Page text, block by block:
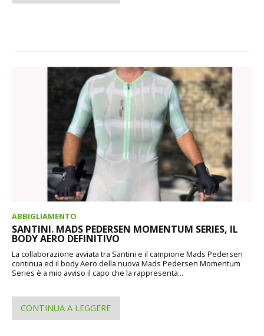
ABBIGLIAMENTO
SANTINI. MADS PEDERSEN MOMENTUM SERIES, IL
BODY AERO DEFINITIVO
La collaborazione avviata tra Santini e il campione Mads Pedersen
continua ed il body Aero della nuova Mads Pedersen Momentum
Series è a mio avviso il capo che la rappresenta...
CONTINUA A LEGGERE